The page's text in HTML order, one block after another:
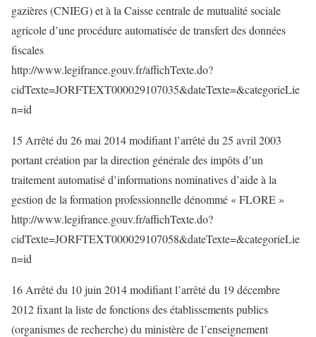
gazières (CNIEG) et à la Caisse centrale de mutualité sociale
agricole d’une procédure automatisée de transfert des données
fiscales
http://www.legifrance.gouv.fr/affichTexte.do?
cidTexte=JORFTEXT000029107035&dateTexte=&categorieLie
n=id
15 Arrêté du 26 mai 2014 modifiant l’arrêté du 25 avril 2003
portant création par la direction générale des impôts d’un
traitement automatisé d’informations nominatives d’aide à la
gestion de la formation professionnelle dénommé « FLORE »
http://www.legifrance.gouv.fr/affichTexte.do?
cidTexte=JORFTEXT000029107058&dateTexte=&categorieLie
n=id
16 Arrêté du 10 juin 2014 modifiant l’arrêté du 19 décembre
2012 fixant la liste de fonctions des établissements publics
(organismes de recherche) du ministère de l’enseignement